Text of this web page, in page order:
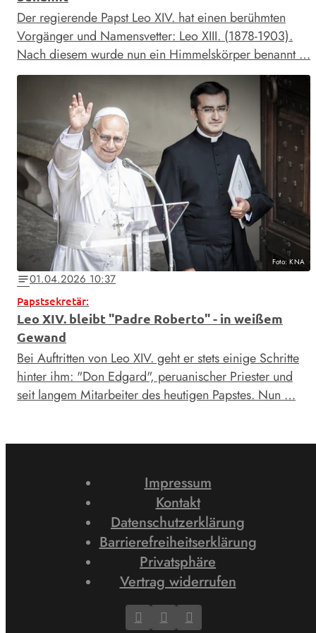
Der regierende Papst Leo XIV. hat einen berühmten
Vorgänger und Namensvetter: Leo XIII. (1878-1903).
Nach diesem wurde nun ein Himmelskörper benannt …
Foto: KNA
notes01.04.2026 10:37
Papstsekretär:
Leo XIV. bleibt "Padre Roberto" - in weißem
Gewand
Bei Auftritten von Leo XIV. geht er stets einige Schritte
hinter ihm: "Don Edgard", peruanischer Priester und
seit langem Mitarbeiter des heutigen Papstes. Nun …
Impressum
Kontakt
Datenschutzerklärung
Barrierefreiheitserklärung
Privatsphäre
Vertrag widerrufen